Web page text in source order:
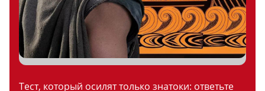
Тест, который осилят только знатоки: ответьте